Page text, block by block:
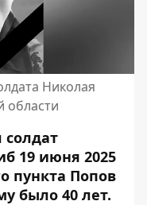
Николая
области
19 июня 2025
пункта Попов
было 40 лет.